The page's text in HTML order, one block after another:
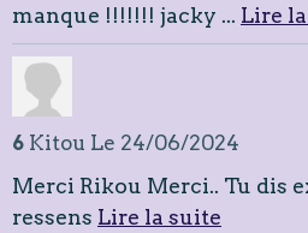
manque !!!!!!! jacky ... Lire
6 Kitou Le 24/06/2024
Merci Rikou Merci.. Tu dis
ressens Lire la suite